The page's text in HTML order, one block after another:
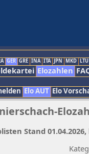
GER GRE INA ITA JPN MKD LTU
Elozahlen
Elo AUT Elo
Stand